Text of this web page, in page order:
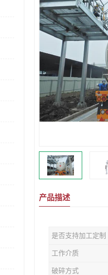
产品描述
是否支持加工定制
工作介质
破碎方式